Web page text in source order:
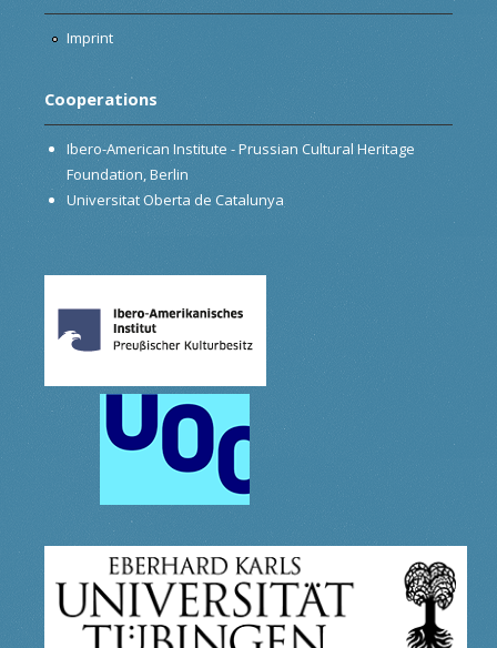
Imprint
Cooperations
Ibero-American Institute - Prussian Cultural Heritage
Foundation, Berlin
Universitat Oberta de Catalunya